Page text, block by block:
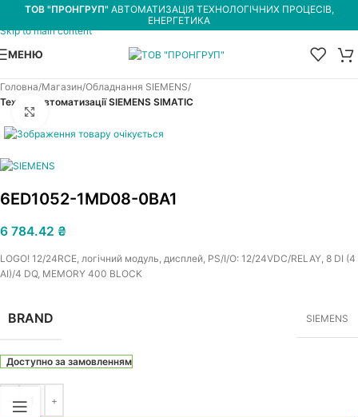
Skip to navigation
Skip to main content
ТОВ "ПРОНГРУП" АВТОМАТИЗАЦІЯ ТЕХНОЛОГІЧНИХ ПРОЦЕСІВ,
ЕНЕРГЕТИКА
МЕНЮ
Головна Магазин Обладнання SIEMENS
Техніка автоматизації SIEMENS SIMATIC
6ED1052-1MD08-0BA1
6 784.42 ₴
LOGO! 12/24RCE, логічний модуль, дисплей, PS/I/O: 12/24VDC/RELAY, 8 DI (4
AI)/4 DQ, MEMORY 400 BLOCK
BRAND SIEMENS
Доступно за замовленням